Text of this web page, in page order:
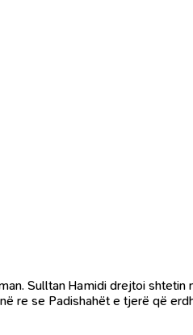
Sulltan Hamidi drejtoi
re se Padishahët e tjerë që